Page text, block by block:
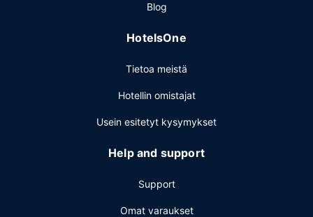
Blog
HotelsOne
Tietoa meistä
Hotellin omistajat
Usein esitetyt kysymykset
Help and support
Support
Omat varaukset